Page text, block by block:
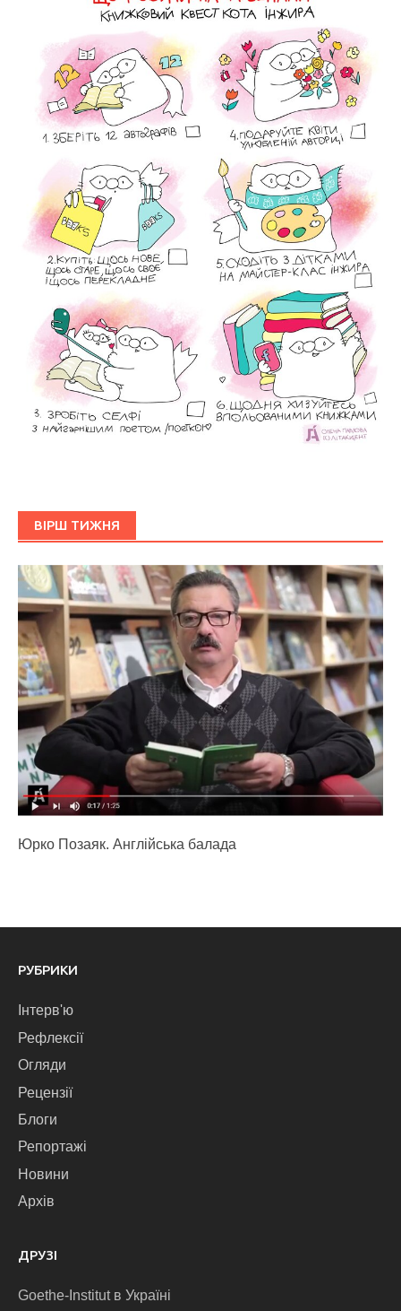
ВІРШ ТИЖНЯ
Юрко Позаяк. Англійська балада
РУБРИКИ
Інтерв'ю
Рефлексії
Огляди
Рецензії
Блоги
Репортажі
Новини
Архів
ДРУЗІ
Goethe-Institut в Україні